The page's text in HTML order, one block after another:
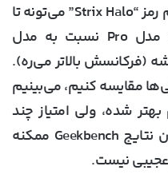
AMD Ryzen AI Max+ 395 با اسم رمز “Strix Halo” می‌تونه تا
۵.۱ گیگاهرتز برسه. در ضمن، مدل Pro نسبت به مدل
(فرکانسش بالاتر می‌ره).
مقایسه کنیم، می‌بینیم
شده، ولی امتیاز چند
هسته‌ای یه کم کمتر شده. چون نتایج Geekbench ممکنه
نیست.